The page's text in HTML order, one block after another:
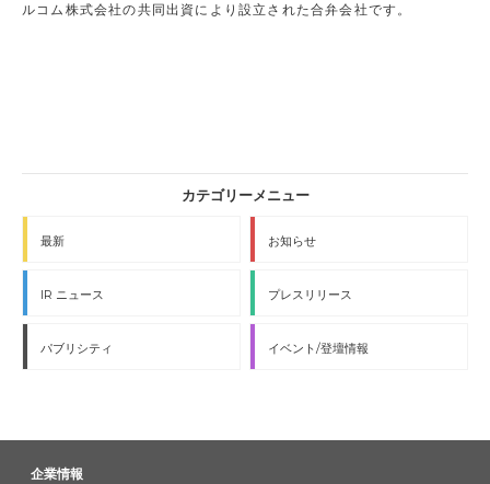
ルコム株式会社の共同出資により設立された合弁会社です。
最新 お知らせ
IR ニュース プレスリリース
パブリシティ イベント/登壇情報
企業情報